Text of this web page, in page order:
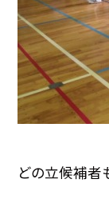
どの立候補者